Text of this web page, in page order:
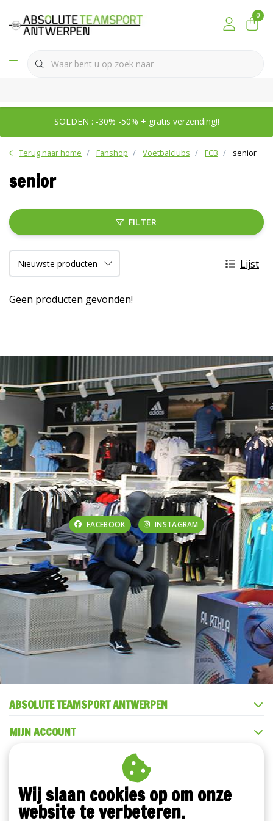
0
SOLDEN : -30% -50% + gratis verzending!!
Terug naar home Fanshop Voetbalclubs FCB senior
senior
FILTER
Lijst
Geen producten gevonden!
FACEBOOK INSTAGRAM
ABSOLUTE TEAMSPORT ANTWERPEN
MIJN ACCOUNT
Wij slaan cookies op om onze
website te verbeteren.